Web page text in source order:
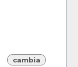
cambia